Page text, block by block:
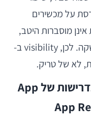
על מכשירים
מוסברות היטב,
App Review עשוי לעכב את ההשקה. לכן, visibility ב-
הבסיס: עמידה מלאה בדרישות של App